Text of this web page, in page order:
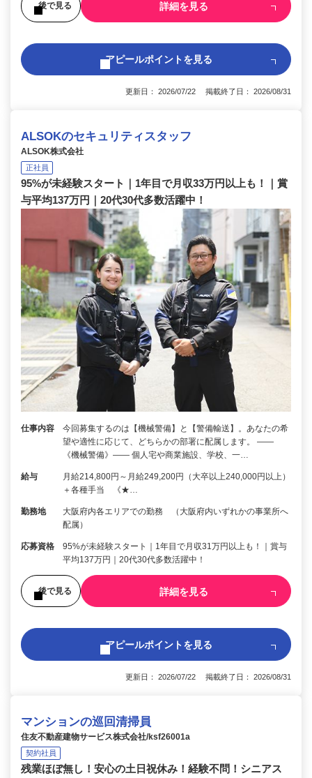
後で見る 詳細を見る
アピールポイントを見る
更新日： 2026/07/22 掲載終了日： 2026/08/31
ALSOKのセキュリティスタッフ
ALSOK株式会社
正社員
95%が未経験スタート｜1年目で月収33万円以上も！｜賞
与平均137万円｜20代30代多数活躍中！
仕事内容
今回募集するのは【機械警備】と【警備輸送】。あなたの希
望や適性に応じて、どちらかの部署に配属します。 ――
《機械警備》―― 個人宅や商業施設、学校、一…
給与
月給214,800円～月給249,200円（大卒以上240,000円以上）
＋各種手当 《★…
勤務地
大阪府内各エリアでの勤務 （大阪府内いずれかの事業所へ
配属）
応募資格
95%が未経験スタート｜1年目で月収31万円以上も！｜賞与
平均137万円｜20代30代多数活躍中！
後で見る 詳細を見る
アピールポイントを見る
更新日： 2026/07/22 掲載終了日： 2026/08/31
マンションの巡回清掃員
住友不動産建物サービス株式会社/ksf26001a
契約社員
残業ほぼ無し！安心の土日祝休み！経験不問！シニアス